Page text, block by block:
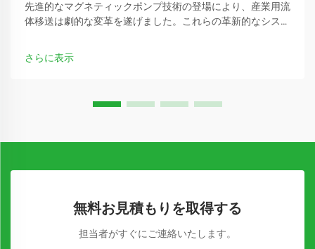
先進的なマグネティックポンプ技術の登場により、産業用流
体移送は劇的な変革を遂げました。これらの革新的なシステ
で信頼性の高い運用を実現しています。
さらに表示
無料お見積もりを取得する
担当者がすぐにご連絡いたします。